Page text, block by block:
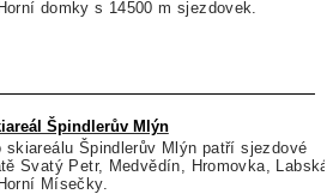
domky s 14500 m sjezdovek.
Špindlerův Mlýn
skiareálu Špindlerův Mlýn patří sjezdové
Svatý Petr, Medvědín, Hromovka, Labská
Mísečky.